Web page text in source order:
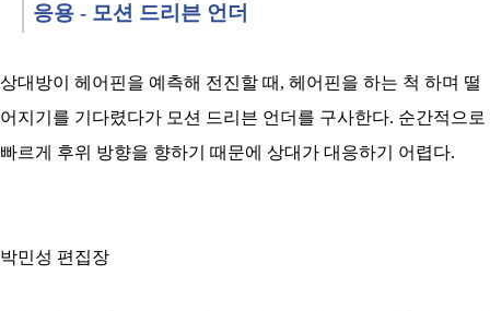
응용 - 모션 드리븐 언더
상대방이 헤어핀을 예측해 전진할 때, 헤어핀을 하는 척 하며 떨
어지기를 기다렸다가 모션 드리븐 언더를 구사한다. 순간적으로
빠르게 후위 방향을 향하기 때문에 상대가 대응하기 어렵다.
박민성 편집장